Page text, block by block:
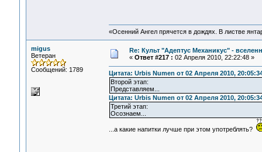
«Осенний Ангел прячется в дождях. В листве
migus
Ветеран
Сообщений: 1789
Re: Культ "Адептус Механикус" -
« Ответ #217 : 02 Апреля 2010, 22:22:48 »
Цитата: Urbis Numen от 02 Апреля 2010,
Второй этап:
Представляем...
Цитата: Urbis Numen от 02 Апреля 2010,
Третий этап:
Осознаем...
...а какие напитки лучше при этом употреблять?